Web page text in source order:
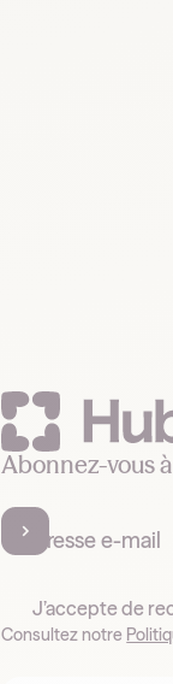
Abonnez-vous
J’accepte de
Consultez notre